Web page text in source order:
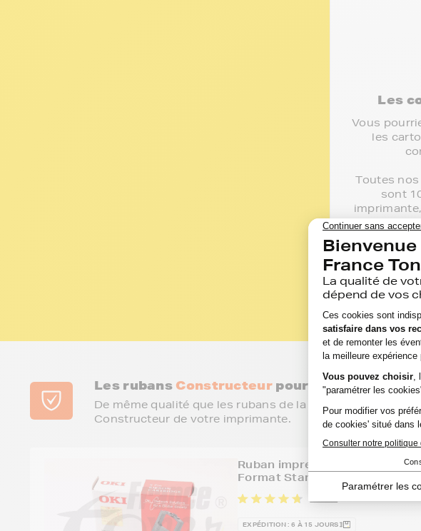
Les
Vous
les
Toutes
sont
l'encre et
Les rubans Constructeurpour votre
De même qualité que les rubans de la marque
Constructeur de votre imprimante.
Ruban impression matricielle
Format Standard
EXPÉDITION : 6 À 15 JOURS